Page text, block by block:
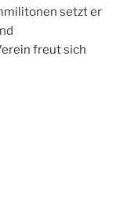
setzt er
freut sich